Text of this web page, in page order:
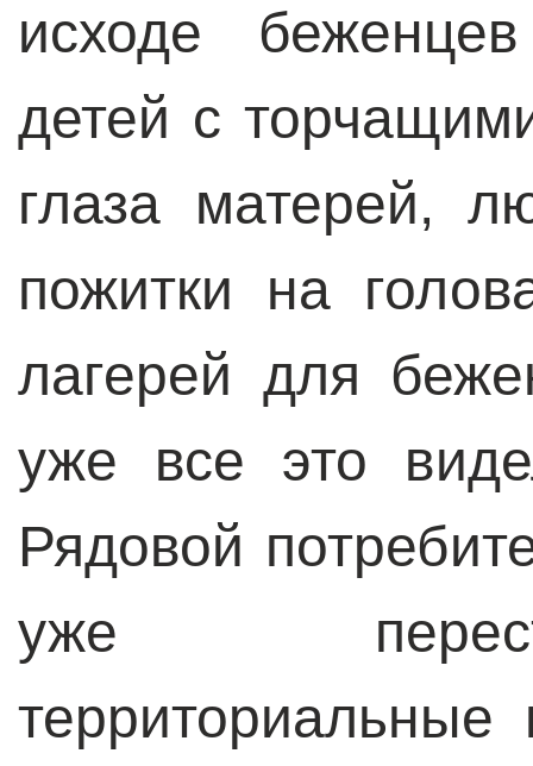
исходе
детей с
глаза матерей,
пожитки на
лагерей для
уже все это
Рядовой
уже